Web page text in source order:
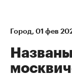
Город⁠, 01 фев